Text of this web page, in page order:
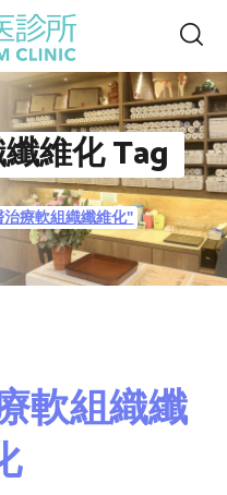
維化 Tag
療軟組織纖維化"
軟組織纖